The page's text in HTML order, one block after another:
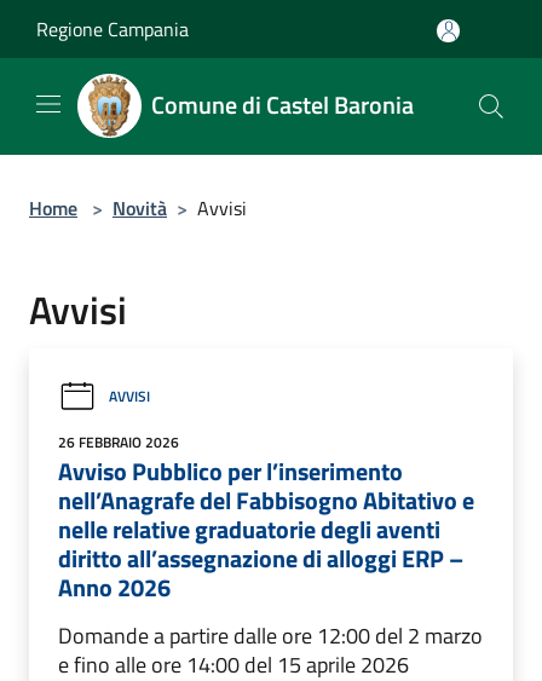
Regione Campania
Comune di Castel Baronia
Home > Novità > Avvisi
Avvisi
AVVISI
26 FEBBRAIO 2026
Avviso Pubblico per l’inserimento
nell’Anagrafe del Fabbisogno Abitativo e
nelle relative graduatorie degli aventi
diritto all’assegnazione di alloggi ERP –
Anno 2026
Domande a partire dalle ore 12:00 del 2 marzo
e fino alle ore 14:00 del 15 aprile 2026